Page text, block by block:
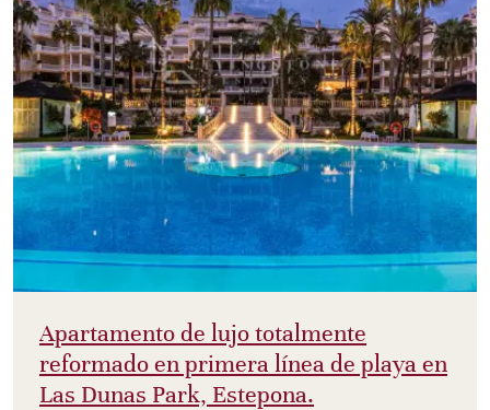
Apartamento de lujo totalmente
reformado en primera línea de playa en
Las Dunas Park, Estepona.